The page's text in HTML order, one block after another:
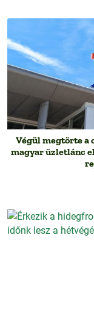
Végül megtörte a
magyar üzletlánc